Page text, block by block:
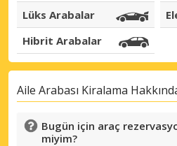
Lüks Arabalar
Hibrit Arabalar
Aile Arabası Kiralama
Bugün için araç
miyim?